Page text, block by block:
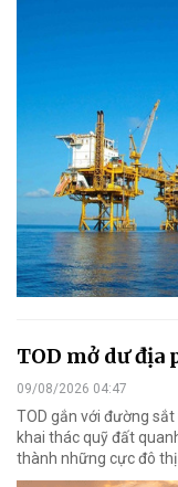
TOD mở dư
09/08/2026 04:47
TOD gắn với đường
khai thác quỹ đất
thành những cực đô thị